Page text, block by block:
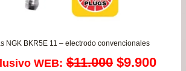
NGK BKR5E 11 – electrodo convencionales
WEB: $11.000 El
$9.900El